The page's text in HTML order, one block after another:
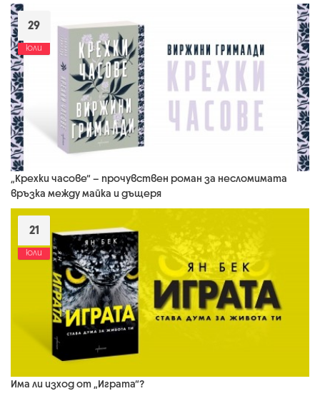
29
юли
„Крехки часове“ – прочувствен роман за несломимата
връзка между майка и дъщеря
21
юли
Има ли изход от „Играта“?